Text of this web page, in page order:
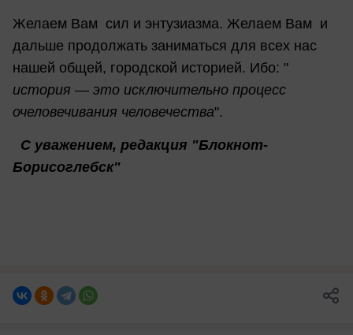
Желаем Вам сил и энтузиазма. Желаем Вам и
дальше продолжать заниматься для всех нас
нашей общей, городской историей. Ибо: "
история — это исключительно процесс
очеловечивания человечества".
С уважением, редакция "Блокнот-
Борисоглебск"